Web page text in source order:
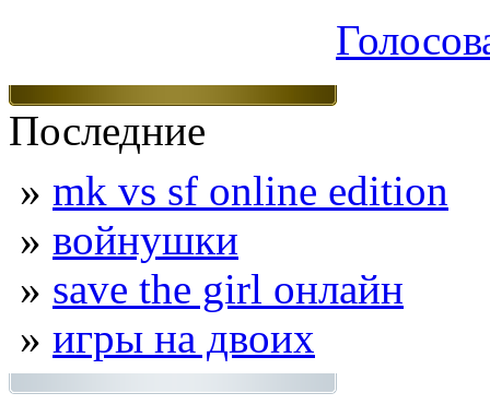
Последние
» mk vs sf online edition
» войнушки
» save the girl онлайн
» игры на двоих